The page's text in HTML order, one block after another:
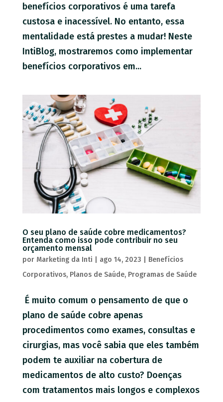
benefícios corporativos é uma tarefa
custosa e inacessível. No entanto, essa
mentalidade está prestes a mudar! Neste
IntiBlog, mostraremos como implementar
benefícios corporativos em...
O seu plano de saúde cobre medicamentos?
Entenda como isso pode contribuir no seu
orçamento mensal
por Marketing da Inti ago 14, 2023
Benefícios
Corporativos, Planos de Saúde, Programas de Saúde
É muito comum o pensamento de que o
plano de saúde cobre apenas
procedimentos como exames, consultas e
cirurgias, mas você sabia que eles também
podem te auxiliar na cobertura de
medicamentos de alto custo? Doenças
com tratamentos mais longos e complexos